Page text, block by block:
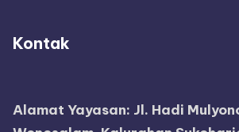
Kontak
Alamat Yayasan: Jl. Hadi